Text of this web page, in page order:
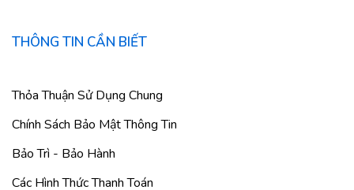
THÔNG TIN CẦN BIẾT
Thỏa Thuận Sử Dụng Chung
Chính Sách Bảo Mật Thông Tin
Bảo Trì - Bảo Hành
Các Hình Thức Thanh Toán